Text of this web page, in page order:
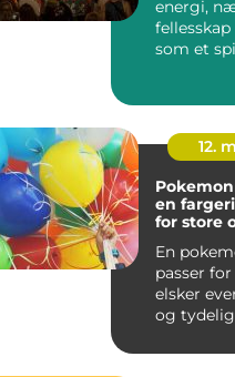
energi,
som et
12.
en
for store
En
passer
elsker
og